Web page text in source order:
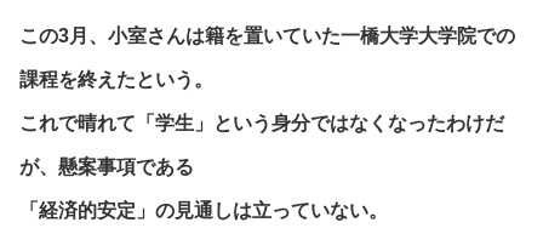
この3月、小室さんは籍を置いていた一橋大学大学院での
課程を終えたという。
これで晴れて「学生」という身分ではなくなったわけだ
が、懸案事項である
「経済的安定」の見通しは立っていない。